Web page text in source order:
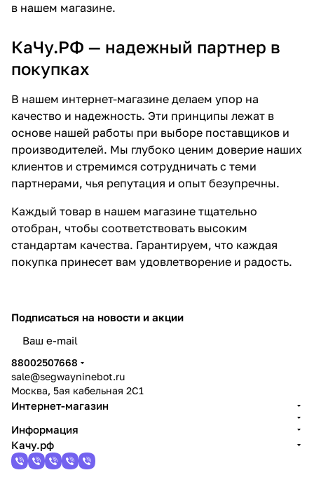
в нашем магазине.
КаЧу.РФ — надежный партнер в
покупках
В нашем интернет-магазине делаем упор на
качество и надежность. Эти принципы лежат в
основе нашей работы при выборе поставщиков и
производителей. Мы глубоко ценим доверие наших
клиентов и стремимся сотрудничать с теми
партнерами, чья репутация и опыт безупречны.
Каждый товар в нашем магазине тщательно
отобран, чтобы соответствовать высоким
стандартам качества. Гарантируем, что каждая
покупка принесет вам удовлетворение и радость.
Подписаться на новости и акции
88002507668
sale@segwayninebot.ru
Москва, 5ая кабельная 2С1
Интернет-магазин
Информация
Качу.рф